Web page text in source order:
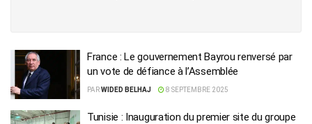
France : Le gouvernement Bayrou renversé par
un vote de défiance à l’Assemblée
PARWIDED BELHAJ 8 SEPTEMBRE 2025
Tunisie : Inauguration du premier site du groupe